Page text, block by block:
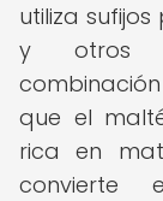
utiliza
y otros
que el
rica en